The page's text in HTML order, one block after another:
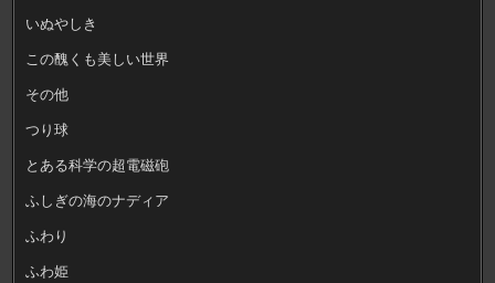
いぬやしき
この醜くも美しい世界
その他
つり球
とある科学の超電磁砲
ふしぎの海のナディア
ふわり
ふわ姫